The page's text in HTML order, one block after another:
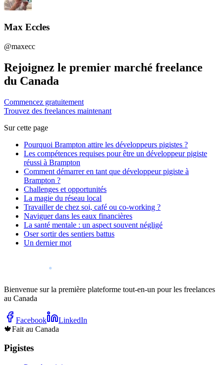
Max Eccles
@maxecc
Rejoignez le premier marché freelance
du Canada
Commencez gratuitement
Trouvez des freelances maintenant
Sur cette page
Pourquoi Brampton attire les développeurs pigistes ?
Les compétences requises pour être un développeur pigiste
réussi à Brampton
Comment démarrer en tant que développeur pigiste à
Brampton ?
Challenges et opportunités
La magie du réseau local
Travailler de chez soi, café ou co-working ?
Naviguer dans les eaux financières
La santé mentale : un aspect souvent négligé
Oser sortir des sentiers battus
Un dernier mot
Bienvenue sur la première plateforme tout-en-un pour les freelances
au Canada
Facebook
LinkedIn
🍁Fait au Canada
Pigistes